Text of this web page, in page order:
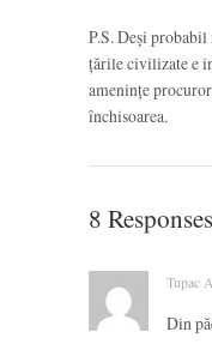
P.S. Deși probabil
țările civilizate e
amenințe
închisoarea.
8 Responses
Tupac
Din